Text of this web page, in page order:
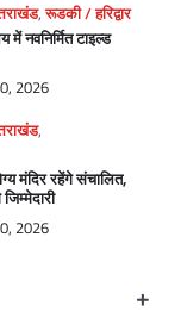
,रूडकी / हरिद्वार
में नवनिर्मित टाइल्ड
2026
,
मंदिर रहेंगे संचालित,
2026
+